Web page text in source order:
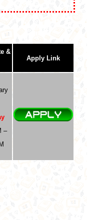
&
Apply Link
–